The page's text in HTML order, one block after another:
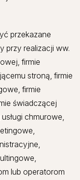
przekazane
przy realizacji ww.
firmie
stroną, firmie
firmie
świadczącej
chmurowe,
lub operatorom